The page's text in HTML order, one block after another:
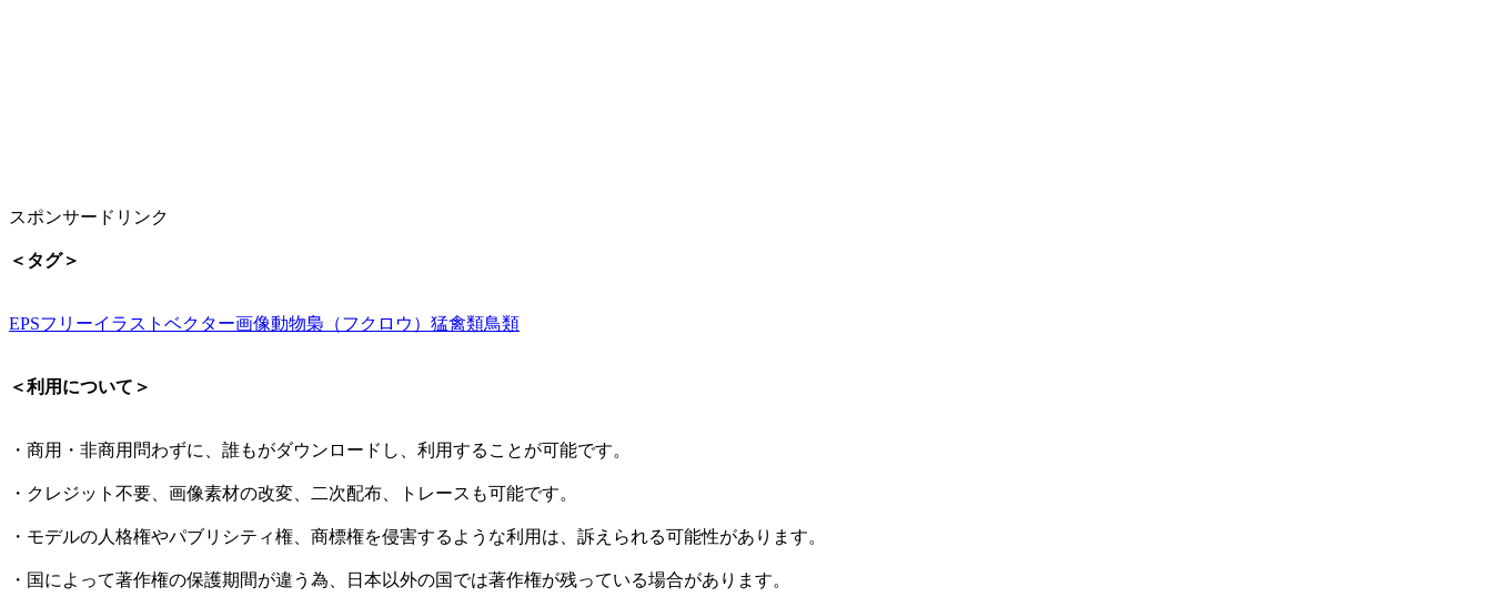
スポンサードリンク
＜タグ＞
EPSフリーイラスト ベクター画像動物梟（フクロウ） 猛禽類鳥類
＜利用について＞
・商用・非商用問わずに、誰もがダウンロードし、利用することが可能です。
・クレジット不要、画像素材の改変、二次配布、トレースも可能です。
・モデルの人格権やパブリシティ権、商標権を侵害するような利用は、訴えられる可能性があります。
・国によって著作権の保護期間が違う為、日本以外の国では著作権が残っている場合があります。